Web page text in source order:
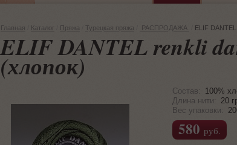
Главная Каталог Пряжа Турецкая пряжа РАСПРОДАЖА ELIF
ELIF DANTEL renkli
(хлопок)
Состав:
100%
Длина нити:
20
Вес упаковки:
580 руб.